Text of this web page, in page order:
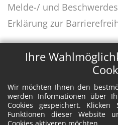
Ihre
Wir möchten Ihnen den
werden Informationen über
Cookies gespeichert.
Funktionen dieser Website
Melde-/ und
Erklärung zur